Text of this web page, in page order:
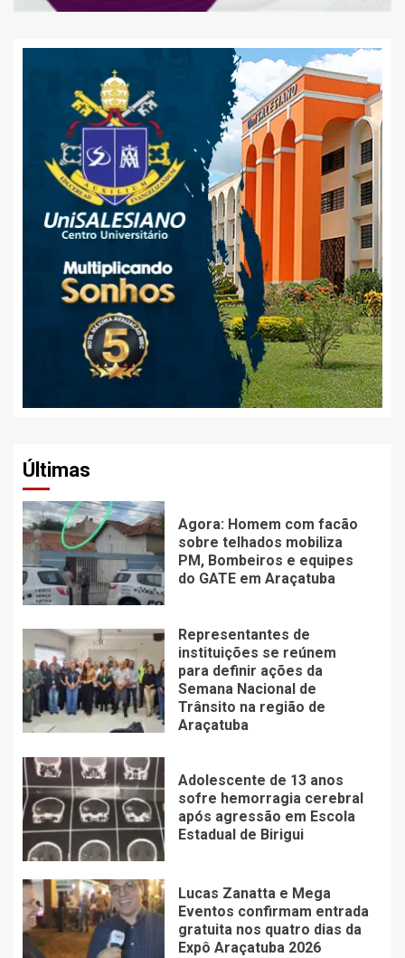
Últimas
Agora: Homem com facão
sobre telhados mobiliza
PM, Bombeiros e equipes
do GATE em Araçatuba
Representantes de
instituições se reúnem
para definir ações da
Semana Nacional de
Trânsito na região de
Araçatuba
Adolescente de 13 anos
sofre hemorragia cerebral
após agressão em Escola
Estadual de Birigui
Lucas Zanatta e Mega
Eventos confirmam entrada
gratuita nos quatro dias da
Expô Araçatuba 2026